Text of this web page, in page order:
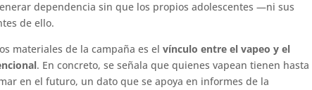
dependencia sin que los propios adolescentes —ni sus
de ello.
materiales de la campaña es elvínculo entre el vapeo y el
. En concreto, se señala que quienes vapean tienen hasta
en el futuro, un dato que se apoya en informes de la